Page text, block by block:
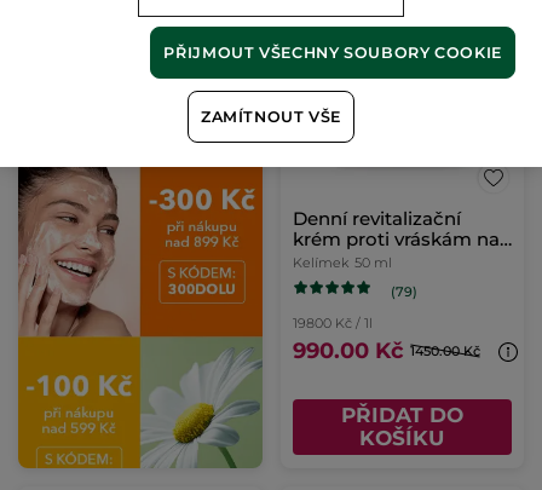
-32%
Denní revitalizační
krém proti vráskám na
suchou pleť
Kelímek 50 ml
(79)
19800 Kč / 1l
990.00 Kč 1450.00 Kč
PŘIDAT DO
KOŠÍKU
ZAMÍTNOUT VŠE
PŘIJMOUT VŠECHNY SOUBORY COOKIE